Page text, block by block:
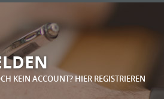
KEIN ACCOUNT? HIER REGISTRIEREN